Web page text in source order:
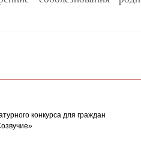
конкурса для граждан